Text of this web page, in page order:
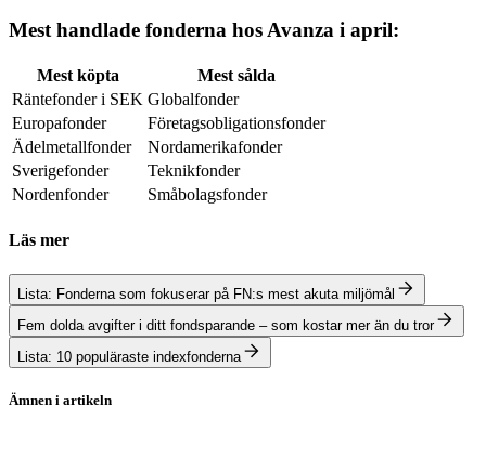
Mest handlade fonderna hos Avanza i april:
Mest köpta
Mest sålda
Räntefonder i SEK Globalfonder
Europafonder
Företagsobligationsfonder
Ädelmetallfonder
Nordamerikafonder
Sverigefonder
Teknikfonder
Nordenfonder
Småbolagsfonder
Läs mer
Lista: Fonderna som fokuserar på FN:s mest akuta miljömål
Fem dolda avgifter i ditt fondsparande – som kostar mer än du tror
Lista: 10 populäraste indexfonderna
Ämnen i artikeln